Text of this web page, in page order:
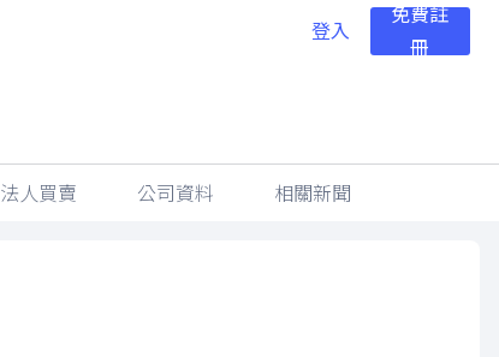
登入
免費註
冊
法人買賣 公司資料 相關新聞